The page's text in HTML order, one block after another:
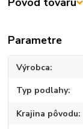
Parametre
Výrobca
Typ podlahy
Krajina pôvodu